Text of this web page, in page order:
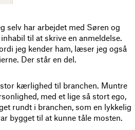
selv har arbejdet med Søren og
til at skrive en anmeldelse.
jeg kender ham, læser jeg også
Der står en del.
kærlighed til branchen. Muntre
med et lige så stort ego,
rundt i branchen, som en lykkelig
bygget til at kunne tåle mosten.